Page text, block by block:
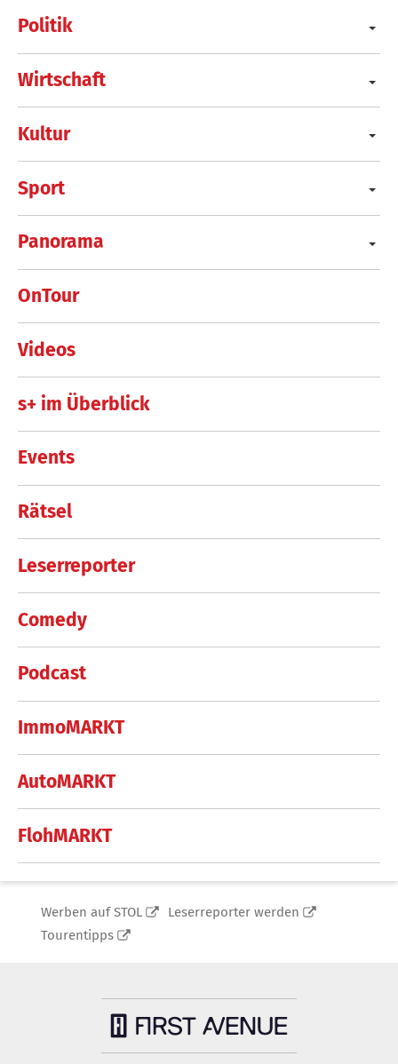
Politik
Wirtschaft
Kultur
Sport
Panorama
OnTour
Videos
s+ im Überblick
Events
Rätsel
Leserreporter
Comedy
Podcast
ImmoMARKT
AutoMARKT
FlohMARKT
Werben auf STOL
Leserreporter werden
Tourentipps